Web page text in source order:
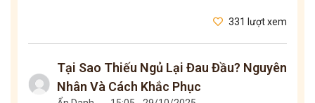
331 lượt xem
Tại Sao Thiếu Ngủ Lại Đau Đầu? Nguyên
Nhân Và Cách Khắc Phục